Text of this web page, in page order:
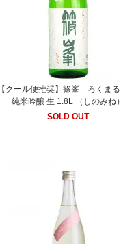
【クール便推奨】篠峯 ろくまる
純米吟醸 生 1.8L （しのみね）
SOLD OUT